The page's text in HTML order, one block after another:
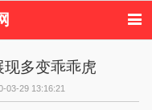
国娱乐
欧美娱乐
新闻
内地明星八卦
多变乖乖虎
03-29 13:16:21